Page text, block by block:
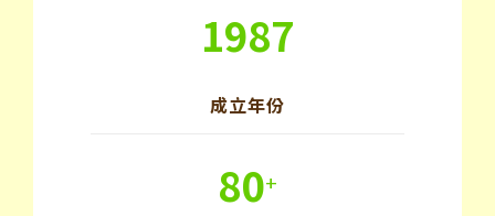
1987
成立年份
80+